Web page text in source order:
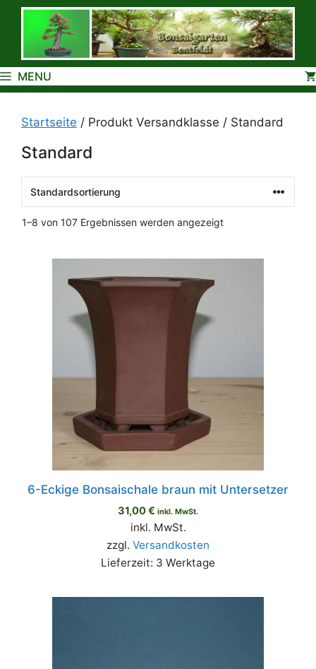
Zum
springen
MENU
Startseite / Produkt Versandklasse / Standard
Standard
1–8 von 107 Ergebnissen werden angezeigt
6-Eckige Bonsaischale braun mit Untersetzer
31,00€ inkl. MwSt.
inkl. MwSt.
zzgl. Versandkosten
Lieferzeit: 3 Werktage